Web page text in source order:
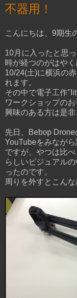
不器用！
こんにちは、9期生
10月に入ったと思っ
時が経つのがはやく
10/24(土)に横浜の
れます。
その中で電子工作
ワークショップの
興味のある方は是非
先日、Bebop
YouTubeをみなが
ですが、やつは比
らしいビジュアル
ったのです。
周りを外すとこんな